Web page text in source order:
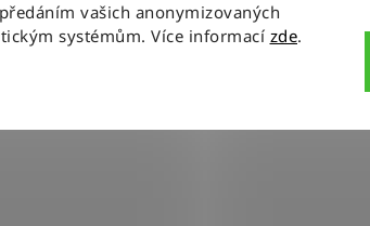
vašich anonymizovaných
systémům. Více informací zde.